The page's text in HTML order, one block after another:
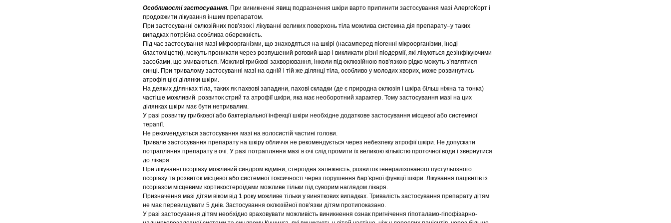
Особливості застосування. При виникненні явищ подразнення шкіри варто припинити застосування мазі АлергоКорт і
продовжити лікування іншим препаратом.
При застосуванні оклюзійних пов’язок і лікуванні великих поверхонь тіла можлива системна дія препарату–у таких
випадках потрібна особлива обережність.
Під час застосування мазі мікроорганізми, що знаходяться на шкірі (насамперед піогенні мікроорганізми, іноді
бластоміцети), можуть проникати через розпушений роговий шар і викликати різні піодермії, які лікуються дезінфікуючими
засобами, що змиваються. Можливі грибкові захворювання, інколи під оклюзійною пов’язкою рідко можуть з’являтися
синці. При тривалому застосуванні мазі на одній і тій же ділянці тіла, особливо у молодих хворих, може розвинутись
атрофія цієї ділянки шкіри.
На деяких ділянках тіла, таких як пахвові западини, пахові складки (де є природна оклюзія і шкіра більш ніжна та тонка)
частіше можливий розвиток стрий та атрофії шкіри, яка має необоротний характер. Тому застосування мазі на цих
ділянках шкіри має бути нетривалим.
У разі розвитку грибкової або бактеріальної інфекції шкіри необхідне додаткове застосування місцевої або системної
терапії.
Не рекомендується застосування мазі на волосистій частині голови.
Тривале застосування препарату на шкіру обличчя не рекомендується через небезпеку атрофії шкіри. Не допускати
потрапляння препарату в очі. У разі потрапляння мазі в очі слід промити їх великою кількістю проточної води і звернутися
до лікаря.
При лікуванні псоріазу можливий синдром відміни, стероїдна залежність, розвиток генералізованого пустульозного
псоріазу та розвиток місцевої або системної токсичності через порушення бар’єрної функції шкіри. Лікування пацієнтів із
псоріазом місцевими кортикостероїдами можливе тільки під суворим наглядом лікаря.
Призначення мазі дітям віком від 1 року можливе тільки у виняткових випадках. Тривалість застосування препарату дітям
не має перевищувати 5 днів. Застосування оклюзійної пов’язки дітям протипоказано.
У разі застосування дітям необхідно враховувати можливість виникнення ознак пригнічення гіпоталамо-гіпофізарно-